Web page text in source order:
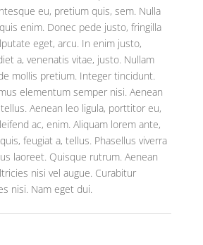
eu, pretium quis, sem. Nulla
enim. Donec pede justo, fringilla
eget, arcu. In enim justo,
a, venenatis vitae, justo. Nullam
mollis pretium. Integer tincidunt.
elementum semper nisi. Aenean
Aenean leo ligula, porttitor eu,
ac, enim. Aliquam lorem ante,
feugiat a, tellus. Phasellus viverra
laoreet. Quisque rutrum. Aenean
nisi vel augue. Curabitur
nisi. Nam eget dui.